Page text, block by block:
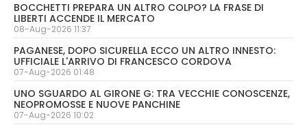
BOCCHETTI PREPARA UN ALTRO COLPO? LA FRASE DI
LIBERTI ACCENDE IL MERCATO
08-Aug-2026 11:37
PAGANESE, DOPO SICURELLA ECCO UN ALTRO INNESTO:
UFFICIALE L'ARRIVO DI FRANCESCO CORDOVA
07-Aug-2026 01:48
UNO SGUARDO AL GIRONE G: TRA VECCHIE CONOSCENZE,
NEOPROMOSSE E NUOVE PANCHINE
07-Aug-2026 10:02